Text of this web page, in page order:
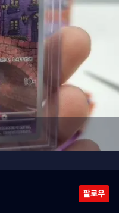
팔로우